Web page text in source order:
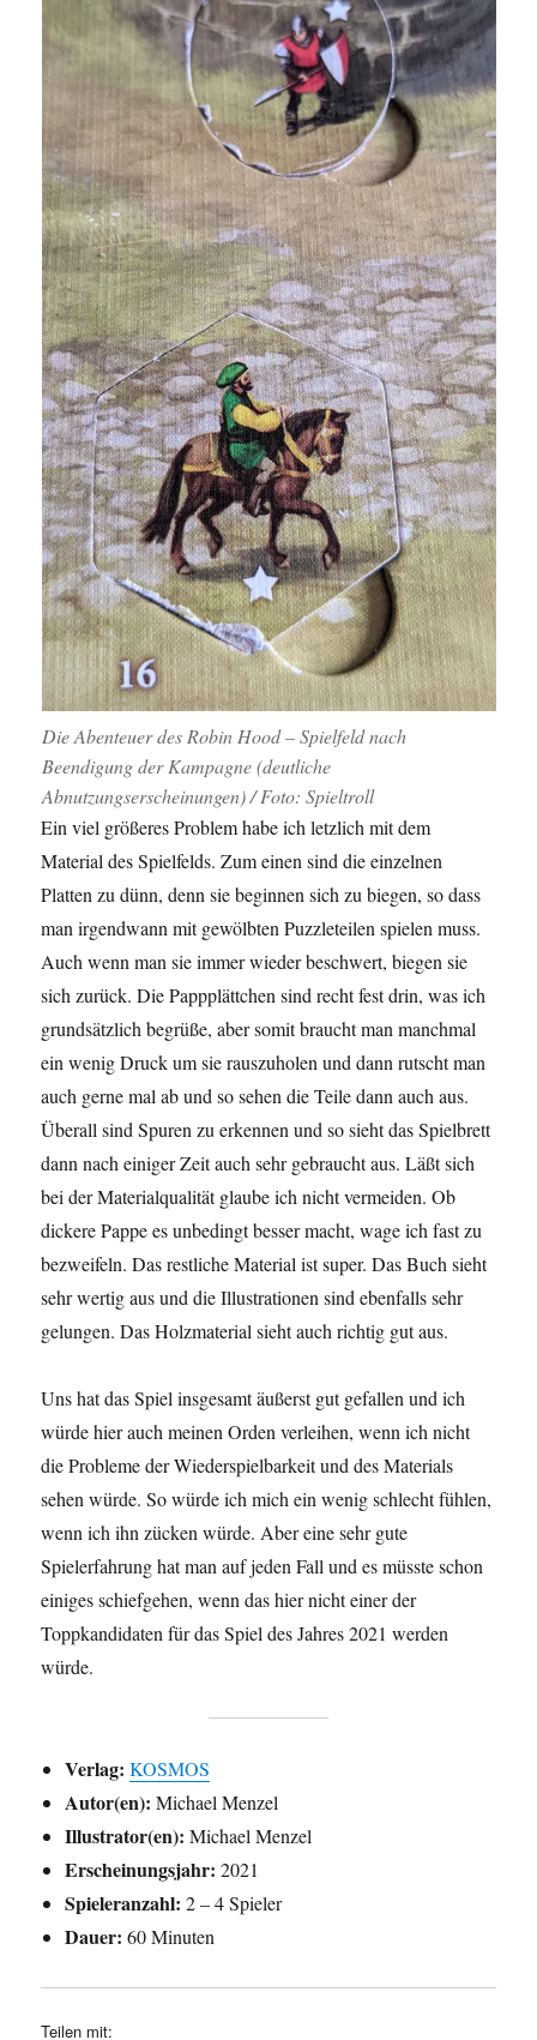
Die Abenteuer des Robin Hood – Spielfeld nach
Beendigung der Kampagne (deutliche
Abnutzungserscheinungen) / Foto: Spieltroll
Ein viel größeres Problem habe ich letzlich mit dem
Material des Spielfelds. Zum einen sind die einzelnen
Platten zu dünn, denn sie beginnen sich zu biegen, so dass
man irgendwann mit gewölbten Puzzleteilen spielen muss.
Auch wenn man sie immer wieder beschwert, biegen sie
sich zurück. Die Pappplättchen sind recht fest drin, was ich
grundsätzlich begrüße, aber somit braucht man manchmal
ein wenig Druck um sie rauszuholen und dann rutscht man
auch gerne mal ab und so sehen die Teile dann auch aus.
Überall sind Spuren zu erkennen und so sieht das Spielbrett
dann nach einiger Zeit auch sehr gebraucht aus. Läßt sich
bei der Materialqualität glaube ich nicht vermeiden. Ob
dickere Pappe es unbedingt besser macht, wage ich fast zu
bezweifeln. Das restliche Material ist super. Das Buch sieht
sehr wertig aus und die Illustrationen sind ebenfalls sehr
gelungen. Das Holzmaterial sieht auch richtig gut aus.
Uns hat das Spiel insgesamt äußerst gut gefallen und ich
würde hier auch meinen Orden verleihen, wenn ich nicht
die Probleme der Wiederspielbarkeit und des Materials
sehen würde. So würde ich mich ein wenig schlecht fühlen,
wenn ich ihn zücken würde. Aber eine sehr gute
Spielerfahrung hat man auf jeden Fall und es müsste schon
einiges schiefgehen, wenn das hier nicht einer der
Toppkandidaten für das Spiel des Jahres 2021 werden
würde.
Verlag:KOSMOS
Autor(en): Michael Menzel
Illustrator(en): Michael Menzel
Erscheinungsjahr: 2021
Spieleranzahl: 2 – 4 Spieler
Dauer: 60 Minuten
Teilen mit: